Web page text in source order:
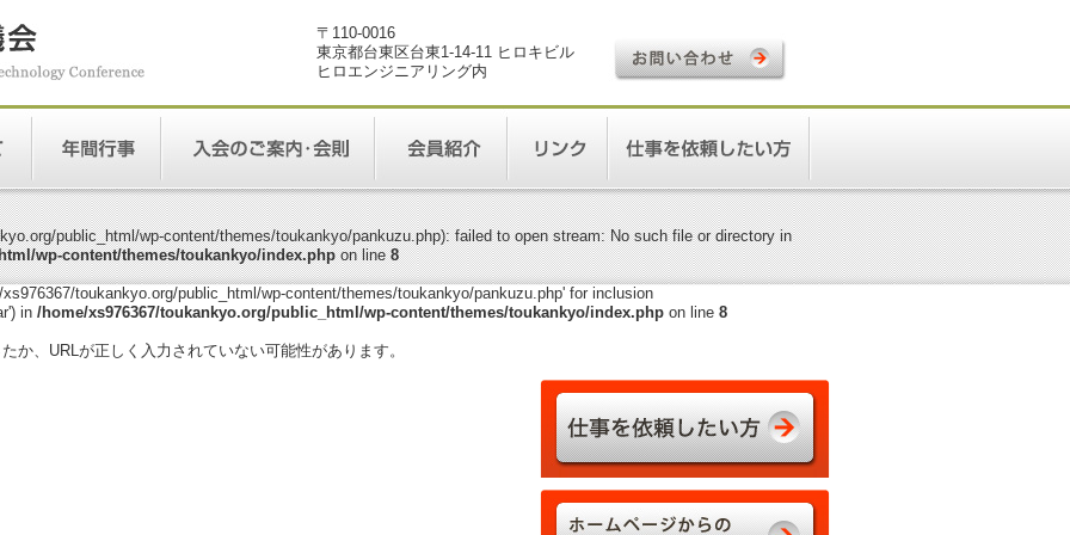
〒110-0016
東京都台東区台東1-14-11 ヒロキビル
ヒロエンジニアリング内
public_html/wp-content/themes/toukankyo/pankuzu.php): failed to open stream: No such file or directory in
wp-content/themes/toukankyo/index.phpon line8
toukankyo.org/public_html/wp-content/themes/toukankyo/pankuzu.php' for inclusion
in /home/xs976367/toukankyo.org/public_html/wp-content/themes/toukankyo/index.phpon line 8
か、URLが正しく入力されていない可能性があります。